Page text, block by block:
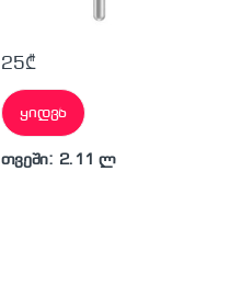
25₾
ყიდვა
თვეში: 2.11 ლ